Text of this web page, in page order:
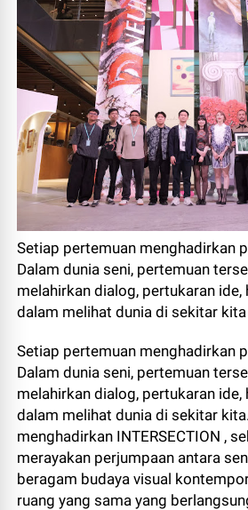
Setiap pertemuan menghadirkan
Dalam dunia seni, pertemuan
melahirkan dialog, pertukaran ide,
dalam melihat dunia di sekitar kita
Setiap pertemuan menghadirkan
Dalam dunia seni, pertemuan
melahirkan dialog, pertukaran ide,
dalam melihat dunia di sekitar
menghadirkan INTERSECTION ,
merayakan perjumpaan antara
beragam budaya visual
ruang yang sama yang